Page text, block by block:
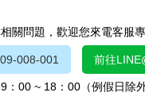
關問題，歡迎您來電客服
008-001 前往
00 ~ 18：00（例假日除外